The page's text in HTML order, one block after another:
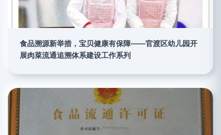
食品溯源新举措，宝贝健康有保障——官渡区幼儿园开
展肉菜流通追溯体系建设工作系列